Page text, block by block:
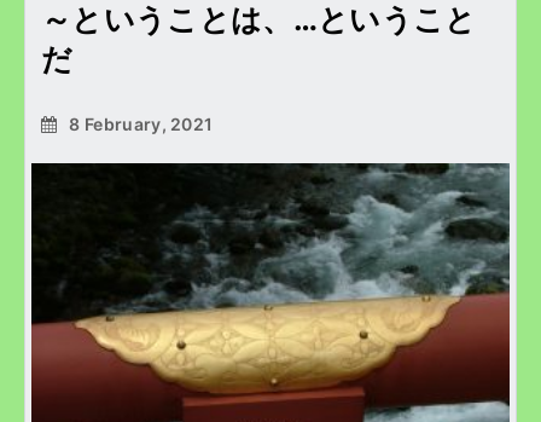
～ということは、…ということ
だ
8 February, 2021